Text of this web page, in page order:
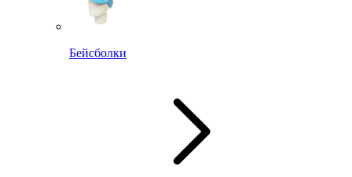
Бейсболки